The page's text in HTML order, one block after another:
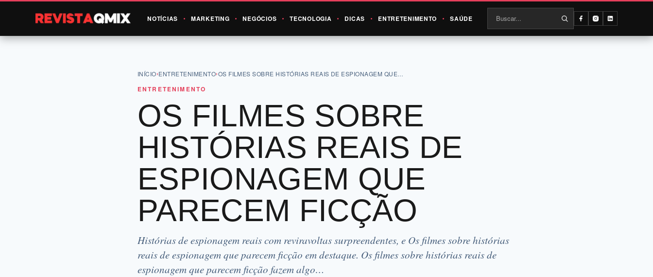
NOTÍCIAS MARKETING NEGÓCIOS TECNOLOGIA DICAS ENTRETENIMENTO SAÚDE
INÍCIO›ENTRETENIMENTO›OS FILMES SOBRE HISTÓRIAS REAIS DE ESPIONAGEM QUE…
ENTRETENIMENTO
OS FILMES SOBRE
HISTÓRIAS REAIS DE
ESPIONAGEM QUE
PARECEM FICÇÃO
Histórias de espionagem reais com reviravoltas surpreendentes, e Os filmes sobre histórias
reais de espionagem que parecem ficção em destaque. Os filmes sobre histórias reais de
espionagem que parecem ficção fazem algo…